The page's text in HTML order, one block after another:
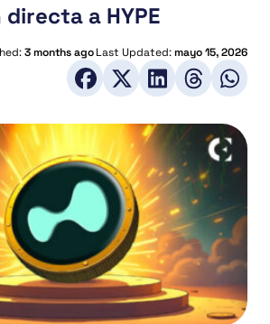
a HYPE
3 months ago Last Updated:mayo 15, 2026